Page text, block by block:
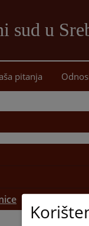
sud u
pitanja